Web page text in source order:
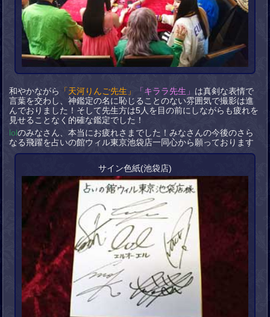
和やかながら 「天河りんご先生」 「キララ先生」 は真剣な表情で
言葉を交わし、神鑑定の名に恥じることのない雰囲気で撮影は進
んでおりました！そして先生方は5人を目の前にしながらも疲れを
見せることなく的確な鑑定でした！
lolのみなさん、本当にお疲れさまでした！みなさんの今後のさら
なる飛躍を占いの館ウィル東京池袋店一同心から願っております
サイン色紙(池袋店)